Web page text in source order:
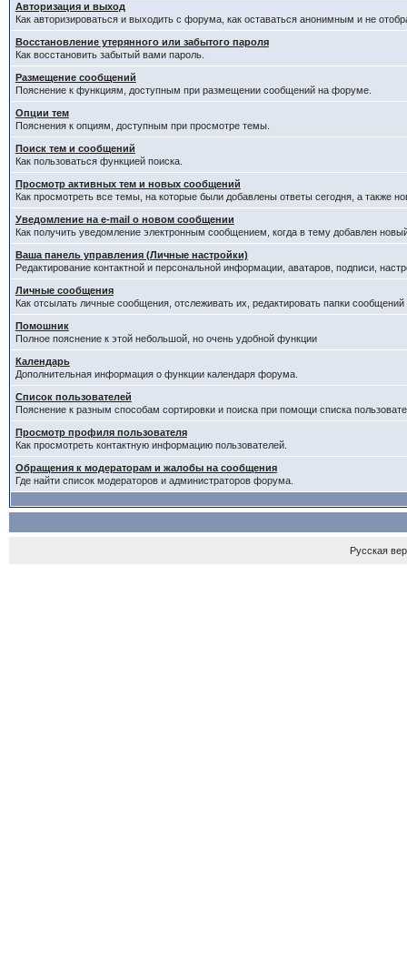
Авторизация и выход
Как авторизироваться и выходить с форума, как оставаться анонимным и не
Восстановление утерянного или забытого пароля
Как восстановить забытый вами пароль.
Размещение сообщений
Пояснение к функциям, доступным при размещении сообщений на форуме.
Опции тем
Пояснения к опциям, доступным при просмотре темы.
Поиск тем и сообщений
Как пользоваться функцией поиска.
Просмотр активных тем и новых сообщений
Как просмотреть все темы, на которые были добавлены ответы сегодня, а также
Уведомление на е-mail о новом сообщении
Как получить уведомление электронным сообщением, когда в тему добавлен
Ваша панель управления (Личные настройки)
Редактирование контактной и персональной информации, аватаров, подписи,
Личные сообщения
Как отсылать личные сообщения, отслеживать их, редактировать папки
Помошник
Полное пояснение к этой небольшой, но очень удобной функции
Календарь
Дополнительная информация о функции календаря форума.
Список пользователей
Пояснение к разным способам сортировки и поиска при помощи списка
Просмотр профиля пользователя
Как просмотреть контактную информацию пользователей.
Обращения к модераторам и жалобы на сообщения
Где найти список модераторов и администраторов форума.
Русская